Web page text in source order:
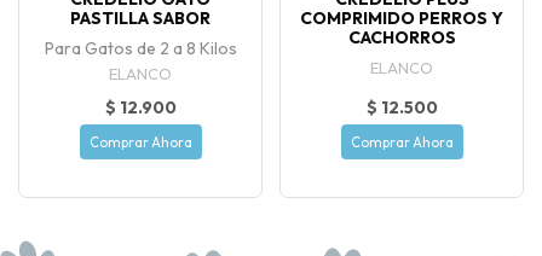
PASTILLA SABOR
Para Gatos de 2 a 8 Kilos
ELANCO
$ 12.900
Comprar Ahora
COMPRIMIDO PERROS Y
CACHORROS
ELANCO
$ 12.500
Comprar Ahora